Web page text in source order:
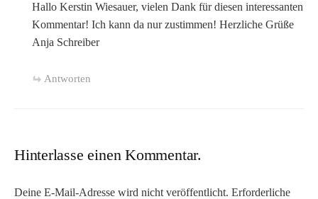
Hallo Kerstin Wiesauer, vielen Dank für diesen interessanten
Kommentar! Ich kann da nur zustimmen! Herzliche Grüße
Anja Schreiber
Antworten
Hinterlasse einen Kommentar.
Deine E-Mail-Adresse wird nicht veröffentlicht. Erforderliche